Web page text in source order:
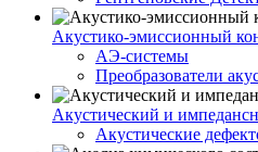
Акустико-эмисcионный
АЭ-системы
Преобразователи
Акустический и
Акустические